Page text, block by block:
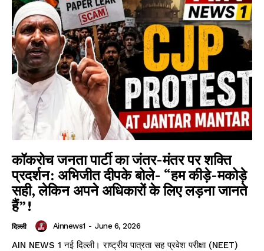
कॉकरोच जनता पार्टी का जंतर-मंतर पर शक्ति
प्रदर्शन: अभिजीत दीपके बोले- “हम कीड़े-मकोड़े
सही, लेकिन अपने अधिकारों के लिए लड़ना जानते
हैं”!
दिल्ली Ainnews1 - June 6, 2026
AIN NEWS 1 नई दिल्ली। राष्ट्रीय पात्रता सह प्रवेश परीक्षा (NEET)